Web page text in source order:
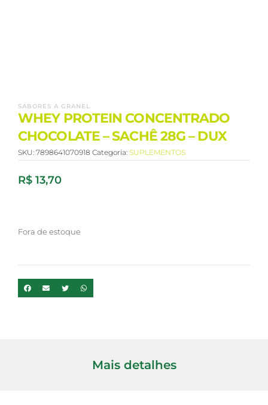
SABORES A GRANEL
WHEY PROTEIN CONCENTRADO
CHOCOLATE – SACHÊ 28G – DUX
SKU: 7898641070918 Categoria: SUPLEMENTOS
R$ 13,70
Fora de estoque
Mais detalhes